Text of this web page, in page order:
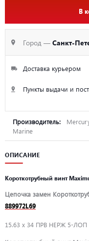
В
Город — Санкт-
Доставка курьером
Пункты выдачи и
Производитель:
Marine
ОПИСАНИЕ
Короткотрубный винт
Цепочка замен
889972L69
15.63 x 34 ПРВ НЕРЖ 5-ЛОП